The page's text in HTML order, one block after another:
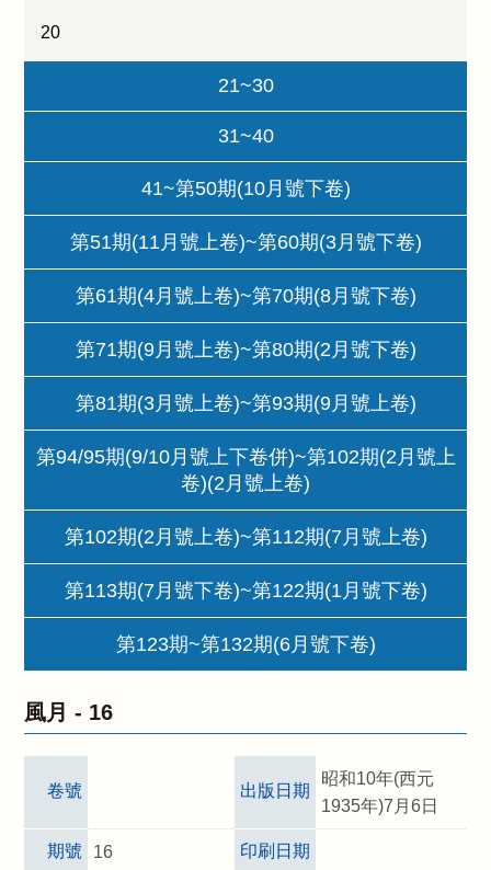
20
21~30
31~40
41~第50期(10月號下卷)
第51期(11月號上卷)~第60期(3月號下卷)
第61期(4月號上卷)~第70期(8月號下卷)
第71期(9月號上卷)~第80期(2月號下卷)
第81期(3月號上卷)~第93期(9月號上卷)
第94/95期(9/10月號上下卷併)~第102期(2月號上
卷)(2月號上卷)
第102期(2月號上卷)~第112期(7月號上卷)
第113期(7月號下卷)~第122期(1月號下卷)
第123期~第132期(6月號下卷)
風月 - 16
卷號 出版日期
昭和10年(西元
1935年)7月6日
期號 16 印刷日期